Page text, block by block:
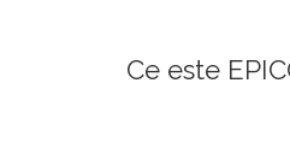
Ce este